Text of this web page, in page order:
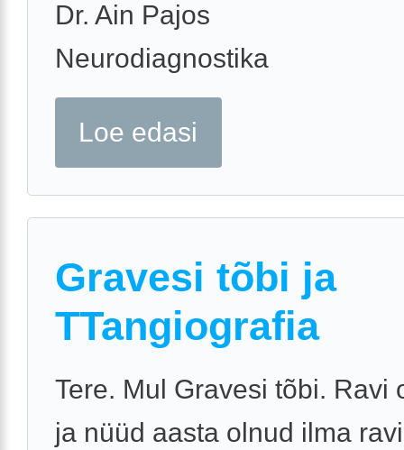
Dr. Ain Pajos
Neurodiagnostika
Loe edasi
Gravesi tõbi ja
TTangiografia
Tere. Mul Gravesi tõbi. Ravi
ja nüüd aasta olnud ilma